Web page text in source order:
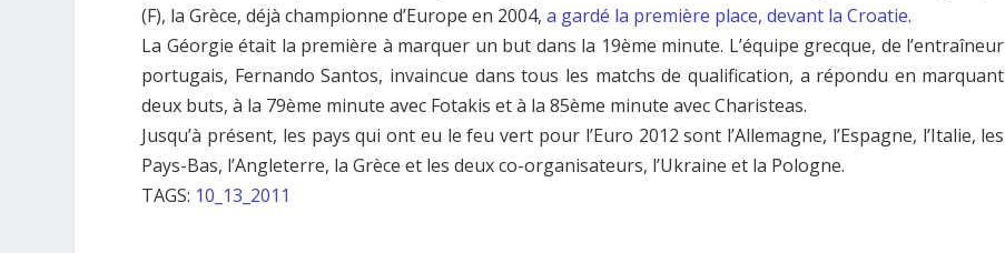
(F), la Grèce, déjà championne d’Europe en 2004,a gardé la première place, devant la Croatie.
La Géorgie était la première à marquer un but dans la 19ème minute. L’équipe grecque, de l’entraîneur
portugais, Fernando Santos, invaincue dans tous les matchs de qualification, a répondu en marquant
deux buts, à la 79ème minute avec Fotakis et à la 85ème minute avec Charisteas.
Jusqu’à présent, les pays qui ont eu le feu vert pour l’Euro 2012 sont l’Allemagne, l’Espagne, l’Italie, les
Pays-Bas, l’Angleterre, la Grèce et les deux co-organisateurs, l’Ukraine et la Pologne.
TAGS: 10_13_2011